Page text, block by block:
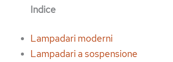
Indice
Lampadari moderni
Lampadari a sospensione